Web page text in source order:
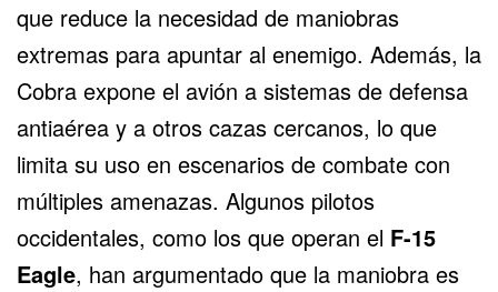
que reduce la necesidad de maniobras
extremas para apuntar al enemigo. Además, la
Cobra expone el avión a sistemas de defensa
antiaérea y a otros cazas cercanos, lo que
limita su uso en escenarios de combate con
múltiples amenazas. Algunos pilotos
occidentales, como los que operan el F-15
Eagle, han argumentado que la maniobra es